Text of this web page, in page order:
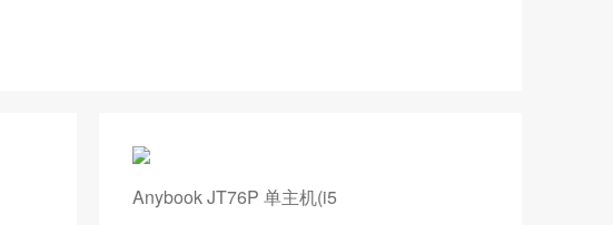
Anybook JT76P 单主机(i5